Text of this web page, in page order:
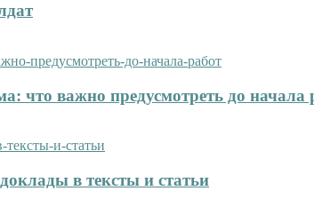
что важно предусмотреть до начала
в тексты и статьи